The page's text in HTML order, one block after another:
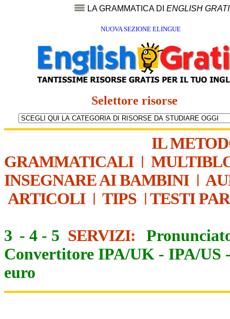
LA GRAMMATICA DI ENGLISH
NUOVA SEZIONE ELINGUE
Selettore risorse
IL
GRAMMATICALI|
INSEGNARE AI BAMBINI|
ARTICOLI| TIPS | TESTI
3 - 4 - 5 SERVIZI:
Convertitore IPA/UK - IPA/US
euro